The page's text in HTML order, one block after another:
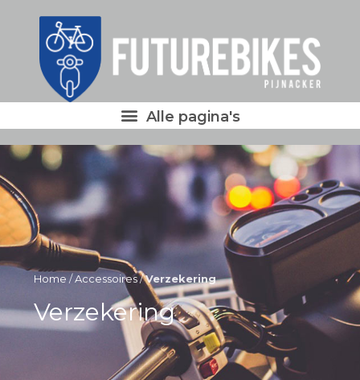
Home /Accessoires/Verzekering
Verzekering